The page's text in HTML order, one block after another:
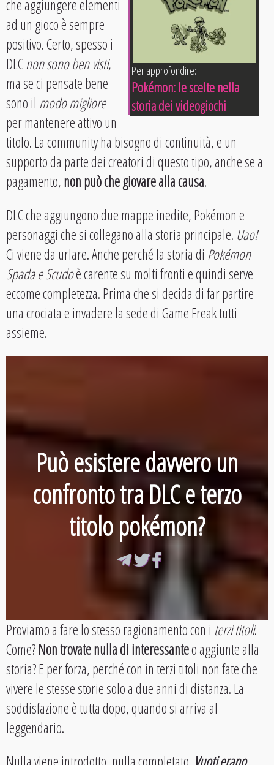
Per approfondire:
Pokémon: le scelte nella
storia dei videogiochi
che aggiungere elementi
ad un gioco è sempre
positivo. Certo, spesso i
DLCnon sono ben visti,
ma se ci pensate bene
sono il modo migliore
per mantenere attivo un
titolo. La community ha bisogno di continuità, e un
supporto da parte dei creatori di questo tipo, anche se a
pagamento,non può che giovare alla causa.
DLC che aggiungono due mappe inedite, Pokémon e
personaggi che si collegano alla storia principale. Uao!
Ci viene da urlare. Anche perché la storia di Pokémon
Spada e Scudoè carente su molti fronti e quindi serve
eccome completezza. Prima che si decida di far partire
una crociata e invadere la sede di Game Freak tutti
assieme.
Può esistere davvero un
confronto tra DLC e terzo
titolo pokémon?
Proviamo a fare lo stesso ragionamento con i terzi titoli.
Come?Non trovate nulla di interessanteo aggiunte alla
storia? E per forza, perché con in terzi titoli non fate che
vivere le stesse storie solo a due anni di distanza. La
soddisfazione è tutta dopo, quando si arriva al
leggendario.